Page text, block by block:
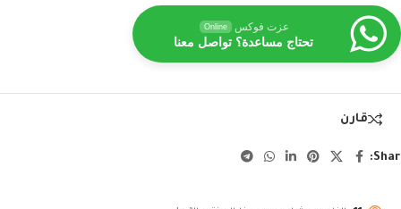
عزت فوكس Online
تحتاج مساعدة؟ تواصل معنا
قارن